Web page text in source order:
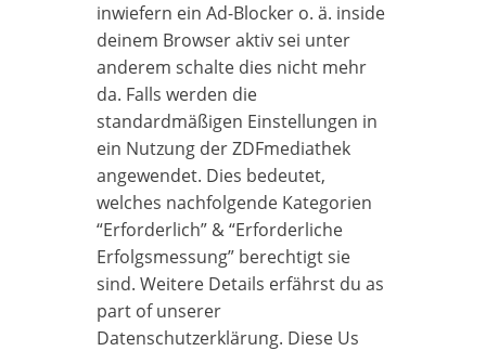
inwiefern ein Ad-Blocker o. ä. inside
deinem Browser aktiv sei unter
anderem schalte dies nicht mehr
da. Falls werden die
standardmäßigen Einstellungen in
ein Nutzung der ZDFmediathek
angewendet. Dies bedeutet,
welches nachfolgende Kategorien
“Erforderlich” & “Erforderliche
Erfolgsmessung” berechtigt sie
sind. Weitere Details erfährst du as
part of unserer
Datenschutzerklärung. Diese Us